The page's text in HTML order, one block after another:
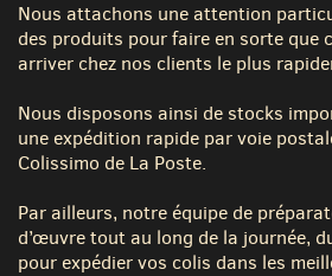
Nous attachons une attention
des produits pour faire en sorte que
arriver chez nos clients le plus
Nous disposons ainsi de stocks
une expédition rapide par voie
Colissimo de La Poste.
Par ailleurs, notre équipe de
d’œuvre tout au long de la journée,
pour expédier vos colis dans les